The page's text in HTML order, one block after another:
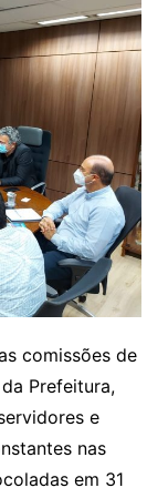
comissões de
Prefeitura,
e
nas
em 31